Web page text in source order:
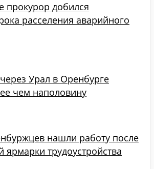
прокурор добился
расселения аварийного
Урал в Оренбурге
чем наполовину
нашли работу после
ярмарки трудоустройства